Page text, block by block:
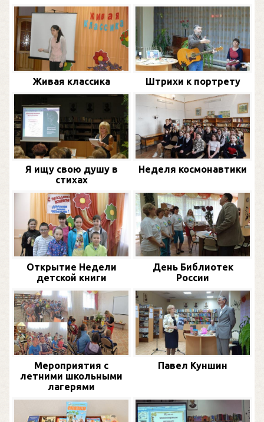
Живая классика Штрихи к портрету
Я ищу свою душу в
стихах
Неделя космонавтики
Открытие Недели
детской книги
День Библиотек
России
Мероприятия с
летними школьными
лагерями
Павел Куншин